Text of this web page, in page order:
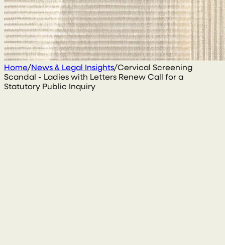
Home/News & Legal Insights/Cervical Screening
Scandal - Ladies with Letters Renew Call for a
Statutory Public Inquiry